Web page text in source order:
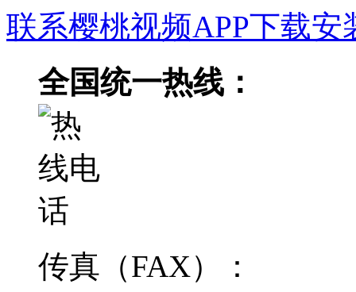
联系樱桃视频APP下载安
全国统一热线：
传真（FAX）：